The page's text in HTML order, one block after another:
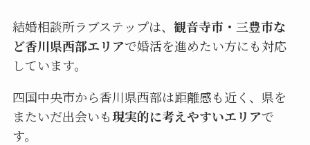
結婚相談所ラブステップは、 観音寺市・三豊市な
ど香川県西部エリアで婚活を進めたい方にも対応
しています。
四国中央市から香川県西部は距離感も近く、県を
またいだ出会いも現実的に考えやすいエリアで
す。